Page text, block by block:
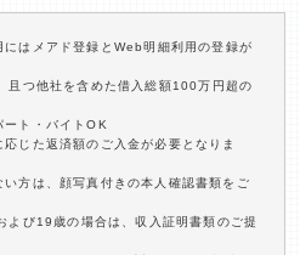
はメアド登録とWeb明細利用の登録が
且つ他社を含めた借入総額100万円超の
ート・バイトOK
じた返済額のご入金が必要となりま
方は、顔写真付きの本人確認書類をご
よび19歳の場合は、収入証明書類のご提